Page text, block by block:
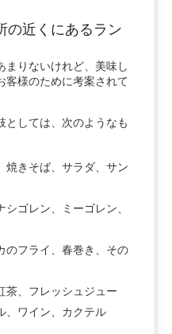
の近くにあるラン
まりないけれど、美味し
客様のために考案されて
としては、次のようなも
焼きそば、サラダ、サン
ゴレン、ミーゴレン、
のフライ、春巻き、その
茶、フレッシュジュー
、ワイン、カクテル